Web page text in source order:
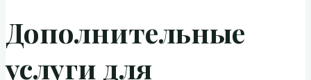
Дополнительные
услуги для